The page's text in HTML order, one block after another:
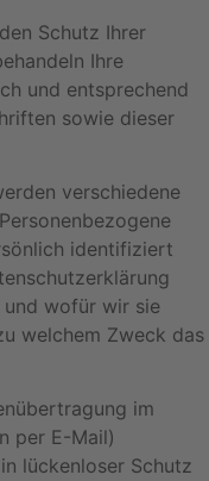
Schutz Ihrer
Ihre
und entsprechend
sowie dieser
verschiedene
identifiziert
wofür wir sie
welchem Zweck das
im
per E-Mail)
lückenloser Schutz